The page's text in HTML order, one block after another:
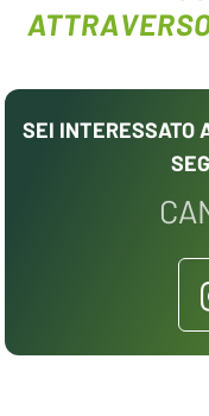
SEI INTERESSATO